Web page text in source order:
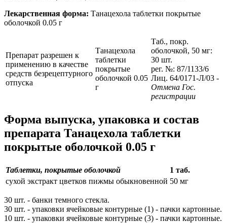
Лекарственная форма: Танацехола таблетки покрытые
оболочкой 0.05 г
Препарат разрешен к
применению в качестве
средств безрецептурного
отпуска
Танацехола
таблетки
покрытые
оболочкой 0.05
г
Таб., покр.
оболочкой, 50 мг:
30 шт.
рег. №: 87/1133/6
Лиц. 64/0171-Л/03 -
Отмена Гос.
регистрации
Форма выпуска, упаковка и состав
препарата Танацехола таблетки
покрытые оболочкой 0.05 г
Таблетки, покрытые оболочкой
1 таб.
сухой экстракт цветков пижмы обыкновенной 50 мг
30 шт. - банки темного стекла.
30 шт. - упаковки ячейковые контурные (1) - пачки картонные.
10 шт. - упаковки ячейковые контурные (3) - пачки картонные.